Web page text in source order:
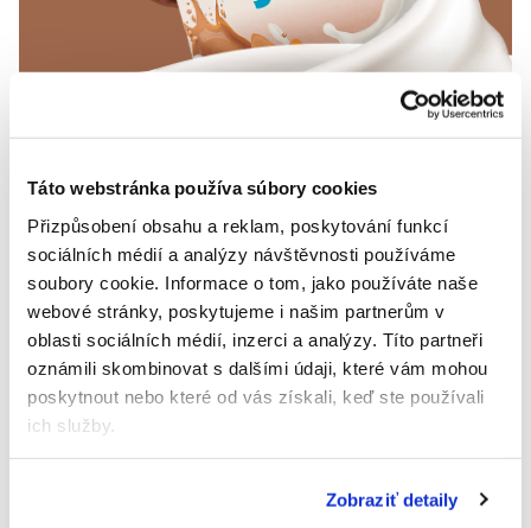
Táto webstránka používa súbory cookies
Přizpůsobení obsahu a reklam, poskytování funkcí
sociálních médií a analýzy návštěvnosti používáme
soubory cookie. Informace o tom, jako používáte naše
webové stránky, poskytujeme i našim partnerům v
oblasti sociálních médií, inzerci a analýzy. Títo partneři
oznámili skombinovat s dalšími údaji, které vám mohou
poskytnout nebo které od vás získali, keď ste používali
ich služby.
Zobraziť detaily
Nápoj plný mlieka a živín, vďaka ktorým podporíte
minerálov a ďalších potrebných látok sú
namixované tak, aby čo najviac prospievali deťom od
troch do desiatich rokov. Nápoj obsahuje napríklad
vitamín D, ktorý prispieva k správnej funkcii
imunitného systému. Príprava je úplne
jednoduchá: Do chladnúcej prevarenej vody
pridajte prášok, zamiešajte a vaše ratolesti si môžu
pochutnávať.
Žiadne produkty značky